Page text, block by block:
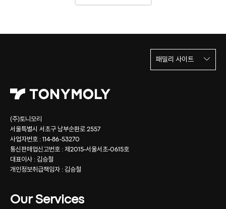
(주)토니모리
서울특별시 서초구 남부순환로 2557
사업자번호 : 114-86-53270
통신판매업신고번호 : 제2015-서울서초-0615호
대표이사 : 김승철
개인정보취급책임자 : 김승철
Our Services
패밀리 사이트